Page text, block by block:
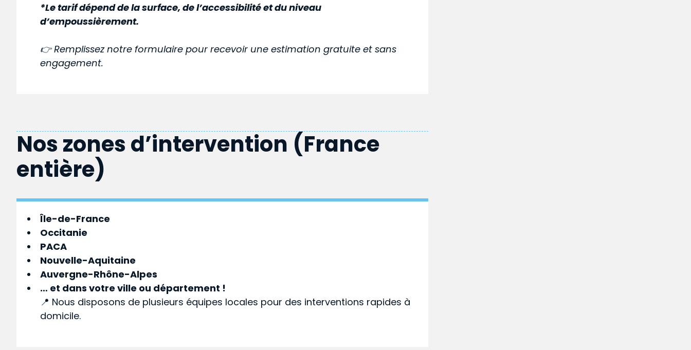
*Le tarif dépend de la surface, de l’accessibilité et du niveau
d’empoussièrement.
👉 Remplissez notre formulaire pour recevoir une estimation gratuite et sans
engagement.
Nos zones d’intervention (France
entière)
Île-de-France
Occitanie
PACA
Nouvelle-Aquitaine
Auvergne-Rhône-Alpes
… et dans votreville ou département !
📍 Nous disposons de plusieurs équipes locales pour des interventions rapides à
domicile.